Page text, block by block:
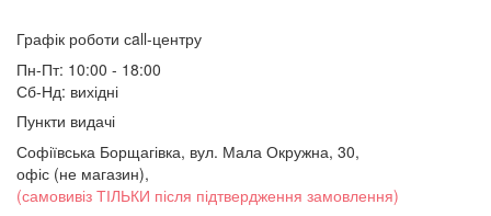
Графік роботи сall-центру
Пн-Пт: 10:00 - 18:00
Сб-Нд: вихідні
Пункти видачі
Софіївська Борщагівка, вул. Мала Окружна, 30,
офіс (не магазин),
(самовивіз ТІЛЬКИ після підтвердження замовлення)